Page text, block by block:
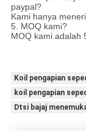
paypal?
Kami hanya
5. MOQ kami?
MOQ kami adalah
Koil pengapian
koil pengapian
Dtsi bajaj